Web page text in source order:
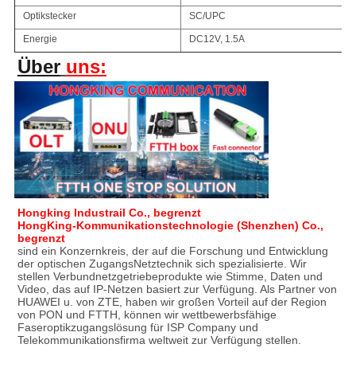
Optikstecker SC/UPC
Energie DC12V, 1.5A
Über uns:
Hongking Industrail Co., begrenzt
HongKing-Kommunikationstechnologie (Shenzhen) Co.,
begrenzt
sind ein Konzernkreis, der auf die Forschung und Entwicklung
der optischen ZugangsNetztechnik sich spezialisierte. Wir
stellen Verbundnetzgetriebeprodukte wie Stimme, Daten und
Video, das auf IP-Netzen basiert zur Verfügung. Als Partner von
HUAWEI u. von ZTE, haben wir großen Vorteil auf der Region
von PON und FTTH, können wir wettbewerbsfähige
Faseroptikzugangslösung für ISP Company und
Telekommunikationsfirma weltweit zur Verfügung stellen.